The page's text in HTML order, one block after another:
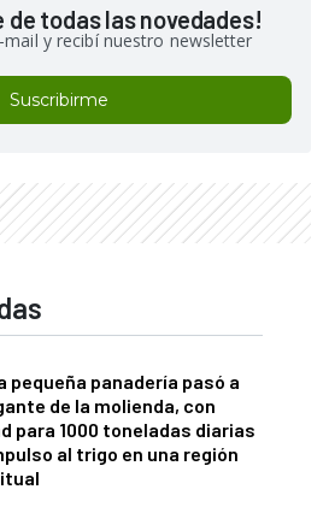
de todas las novedades!
mail y recibí nuestro newsletter
Suscribirme
pequeña panadería pasó a
de la molienda, con
para 1000 toneladas diarias
al trigo en una región